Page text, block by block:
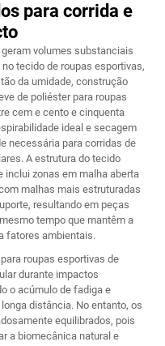
para corrida e
volumes substanciais
tecido de roupas esportivas,
da umidade, construção
de poliéster para roupas
cem e cento e cinquenta
ideal e secagem
necessária para corridas de
A estrutura do tecido
zonas em malha aberta
malhas mais estruturadas
resultando em peças
tempo que mantêm a
fatores ambientais.
roupas esportivas de
durante impactos
o acúmulo de fadiga e
distância. No entanto, os
equilibrados, pois
a biomecânica natural e